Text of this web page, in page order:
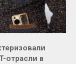
отрасли в